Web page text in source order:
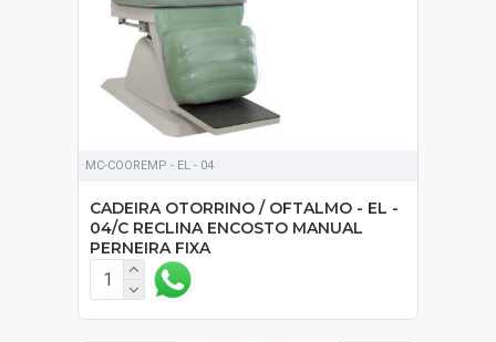
MC-COOREMP - EL - 04
CADEIRA OTORRINO / OFTALMO - EL -
04/C RECLINA ENCOSTO MANUAL
PERNEIRA FIXA